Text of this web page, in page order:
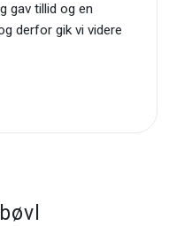
gav tillid og en
derfor gik vi videre